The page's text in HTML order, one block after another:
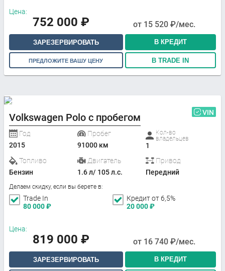
Цена:
752 000 ₽ от 15 520 ₽/мес.
ЗАРЕЗЕРВИРОВАТЬ В КРЕДИТ
ПРЕДЛОЖИТЕ ВАШУ ЦЕНУ В TRADE IN
Volkswagen Polo с пробегом VIN
Год
2015
Пробег
91000 км
Кол-во
владельцев
1
Топливо
Бензин
Двигатель
1.6 л/ 105 л.с.
Привод
Передний
Делаем скидку, если вы берете в:
Trade In
80 000₽
Кредит от 6,5%
20 000₽
Цена:
819 000 ₽ от 16 740 ₽/мес.
ЗАРЕЗЕРВИРОВАТЬ В КРЕДИТ